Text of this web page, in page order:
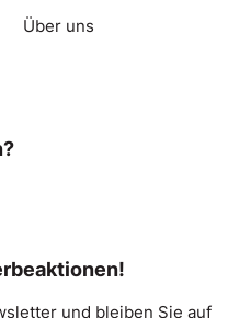
Über uns
und bleiben Sie auf